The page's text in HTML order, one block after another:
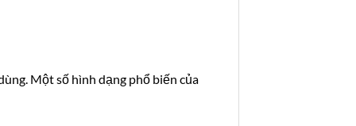
Một số hình dạng phổ biến của